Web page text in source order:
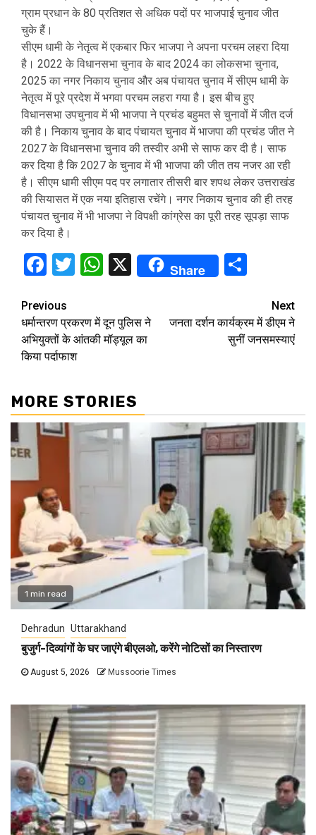
ग्राम प्रधान के 80 प्रतिशत से अधिक पदों पर भाजपाई चुनाव जीत
चुके हैं।
सीएम धामी के नेतृत्व में एकबार फिर भाजपा ने अपना परचम लहरा दिया
है। 2022 के विधानसभा चुनाव के बाद 2024 का लोकसभा चुनाव,
2025 का नगर निकाय चुनाव और अब पंचायत चुनाव में सीएम धामी के
नेतृत्व में पूरे प्रदेश में भगवा परचम लहरा गया है। इस बीच हुए
विधानसभा उपचुनाव में भी भाजपा ने प्रचंड बहुमत से चुनावों में जीत दर्ज
की है। निकाय चुनाव के बाद पंचायत चुनाव में भाजपा की प्रचंड जीत ने
2027 के विधानसभा चुनाव की तस्वीर अभी से साफ कर दी है। साफ
कर दिया है कि 2027 के चुनाव में भी भाजपा की जीत तय नजर आ रही
है। सीएम धामी सीएम पद पर लगातार तीसरी बार शपथ लेकर उत्तराखंड
की सियासत में एक नया इतिहास रचेंगे। नगर निकाय चुनाव की ही तरह
पंचायत चुनाव में भी भाजपा ने विपक्षी कांग्रेस का पूरी तरह सूपड़ा साफ
कर दिया है।
Facebook
TwitterWhatsApp
X Share
Continue
Reading
Previous
धर्मान्तरण प्रकरण में दून पुलिस ने
अभियुक्तों के आंतकी मॉड्यूल का
किया पर्दाफाश
Next
जनता दर्शन कार्यक्रम में डीएम ने
सुनीं जनसमस्याएं
MORE STORIES
1 min read
Dehradun Uttarakhand
बुजुर्ग-दिव्यांगों के घर जाएंगे बीएलओ, करेंगे नोटिसों का निस्तारण
August 5, 2026 Mussoorie Times